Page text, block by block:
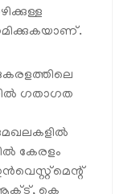
ഗതാഗത
കേരളം